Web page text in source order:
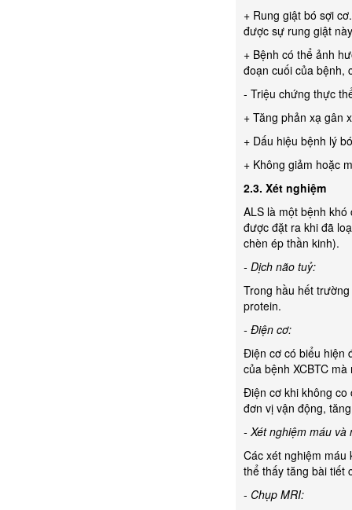
+ Rung giật bó sợi
được sự rung giật
+ Bệnh có thể ảnh
đoạn cuối của bệnh,
- Triệu chứng thực
+ Tăng phản xạ gân
+ Dấu hiệu bệnh lý
+ Không giảm hoặc
2.3. Xét nghiệm
ALS là một bệnh
được đặt ra khi đã
chèn ép thần kinh).
- Dịch não tuỷ:
Trong hầu hết
protein.
- Điện cơ:
Điện cơ có biểu hiện
của bệnh XCBTC
Điện cơ khi không co
đơn vị vận động,
- Xét nghiệm máu và
Các xét nghiệm máu
thể thấy tăng bài tiết
- Chụp MRI: